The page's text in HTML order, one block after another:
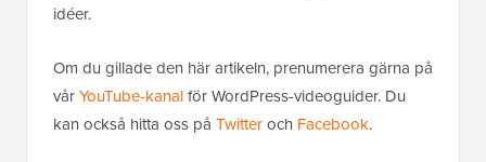
idéer.
Om du gillade den här artikeln, prenumerera gärna på
vårYouTube-kanalför WordPress-videoguider. Du
kan också hitta oss på Twitteroch Facebook.